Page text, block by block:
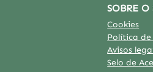
SOBRE O
Cookies
Política
Avisos
Selo de